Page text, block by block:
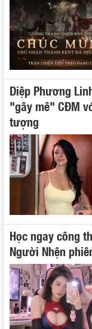
Diệp Phương
"gây mê" CĐM
tượng
Học ngay công
Người Nhện